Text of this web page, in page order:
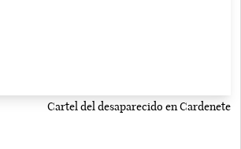
Cartel del desaparecido en Cardenete